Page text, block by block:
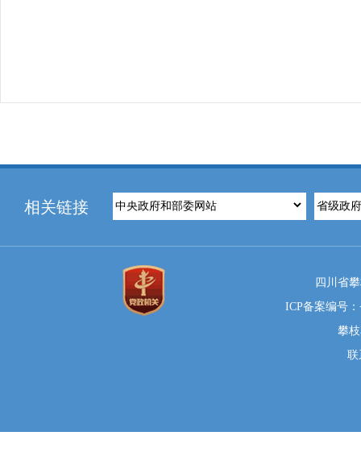
相关链接
四川省
ICP备案编号：
攀
联